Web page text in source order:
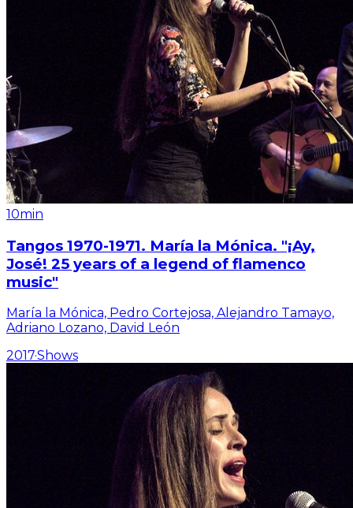
10min
Tangos 1970-1971. María la Mónica. "¡Ay,
José! 25 years of a legend of flamenco
music"
María la Mónica, Pedro Cortejosa, Alejandro Tamayo,
Adriano Lozano, David León
2017·Shows